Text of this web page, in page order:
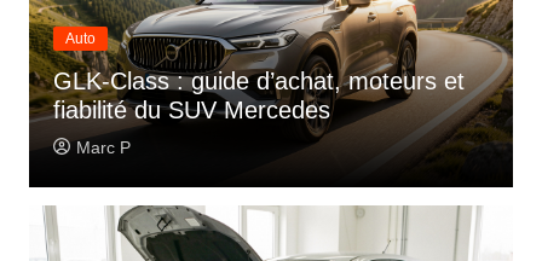
Auto
GLK-Class : guide d’achat, moteurs et
fiabilité du SUV Mercedes
Marc P